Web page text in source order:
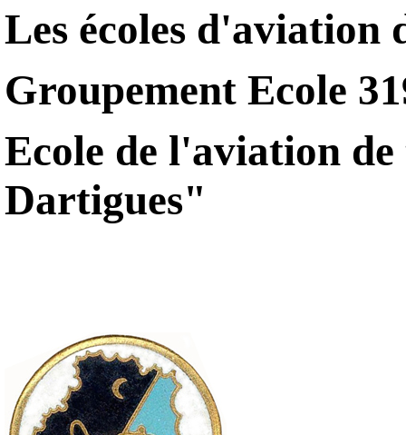
Les écoles d'aviation
Groupement Ecole
Ecole de l'aviation
Dartigues"